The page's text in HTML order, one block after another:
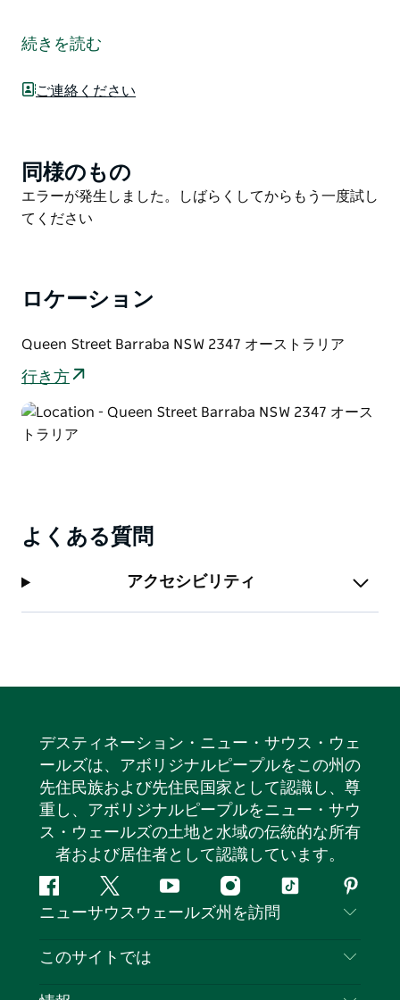
ーに対応した、家族連れにも優しいクラブです。バーで
ドリンクをお楽しみください。敷地内には中華レストラ
ンもあります。金曜日には無料送迎バスが運行していま
す。ご利用には電話での予約が必要です。クラブには貸
続きを読む
ご連絡ください
Product
List
同様のもの
Product
List
エラーが発生しました。しばらくしてからもう一度試し
てください
ロケーション
Queen Street Barraba NSW 2347 オーストラリア
行き方
よくある質問
アクセシビリティ
デスティネーション・ニュー・サウス・ウェ
ールズは、アボリジナルピープルをこの州の
先住民族および先住民国家として認識し、尊
重し、アボリジナルピープルをニュー・サウ
ス・ウェールズの土地と水域の伝統的な所有
者および居住者として認識しています。
フ
ェ
ス
ツ
イ
タ
ユ
ー
イ
ン
テ
ピ
ン
レ
ニューサウスウェールズ州を訪問
お問い合わせ
このサイトでは
目的地